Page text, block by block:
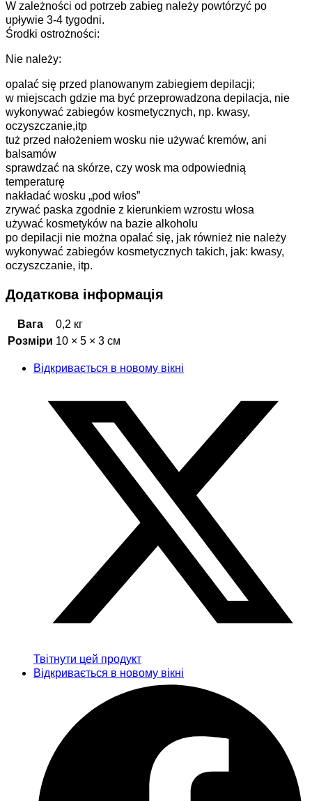
W zależności od potrzeb zabieg należy powtórzyć po
upływie 3-4 tygodni.
Środki ostrożności:
Nie należy:
opalać się przed planowanym zabiegiem depilacji;
w miejscach gdzie ma być przeprowadzona depilacja, nie
wykonywać zabiegów kosmetycznych, np. kwasy,
oczyszczanie,itp
tuż przed nałożeniem wosku nie używać kremów, ani
balsamów
sprawdzać na skórze, czy wosk ma odpowiednią
temperaturę
nakładać wosku „pod włos”
zrywać paska zgodnie z kierunkiem wzrostu włosa
używać kosmetyków na bazie alkoholu
po depilacji nie można opalać się, jak również nie należy
wykonywać zabiegów kosmetycznych takich, jak: kwasy,
oczyszczanie, itp.
Додаткова інформація
Вага
0,2 кг
Розміри 10 × 5 × 3 см
Відкривається в новому вікні
Твітнути цей продукт
Відкривається в новому вікні